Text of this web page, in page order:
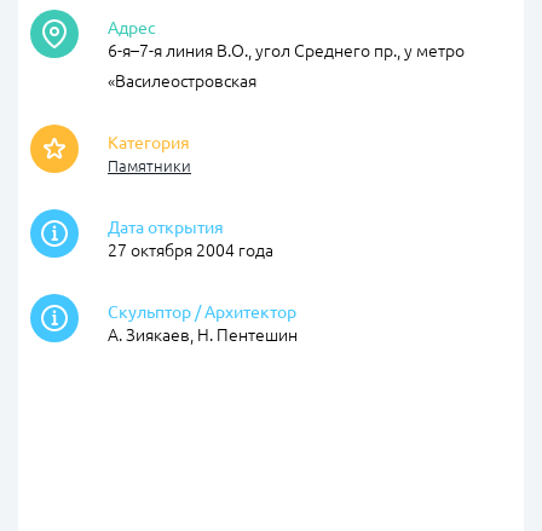
Адрес
6-я–7-я линия В.О., угол Среднего пр., у метро
«Василеостровская
Категория
Памятники
Дата открытия
27 октября 2004 года
Скульптор / Архитектор
А. Зиякаев, Н. Пентешин